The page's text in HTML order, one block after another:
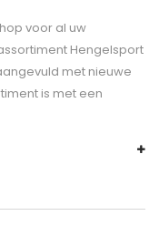
voor al uw
Hengelsport
met nieuwe
is met een